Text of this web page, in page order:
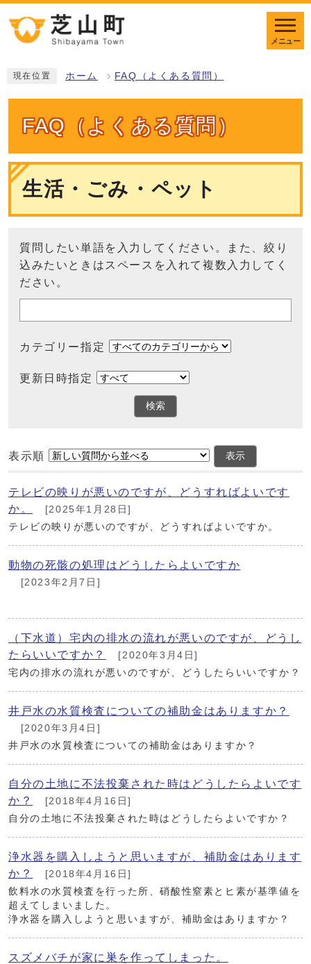
メニュー
現在位置 ホーム FAQ（よくある質問）
FAQ（よくある質問）
生活・ごみ・ペット
質問したい単語を入力してください。また、絞り
込みたいときはスペースを入れて複数入力してく
ださい。
カテゴリー指定
更新日時指定
検索
表示順 表示
テレビの映りが悪いのですが、どうすればよいです
か。
[2025年1月28日]
テレビの映りが悪いのですが、どうすればよいですか。
動物の死骸の処理はどうしたらよいですか
[2023年2月7日]
（下水道）宅内の排水の流れが悪いのですが、どうし
たらいいですか？
[2020年3月4日]
宅内の排水の流れが悪いのですが、どうしたらいいですか？
井戸水の水質検査についての補助金はありますか？
[2020年3月4日]
井戸水の水質検査についての補助金はありますか？
自分の土地に不法投棄された時はどうしたらよいです
か？
[2018年4月16日]
自分の土地に不法投棄された時はどうしたらよいですか？
浄水器を購入しようと思いますが、補助金はあります
か？
[2018年4月16日]
飲料水の水質検査を行った所、硝酸性窒素とヒ素が基準値を
超えてしまいました。
浄水器を購入しようと思いますが、補助金はありますか？
スズメバチが家に巣を作ってしまった。